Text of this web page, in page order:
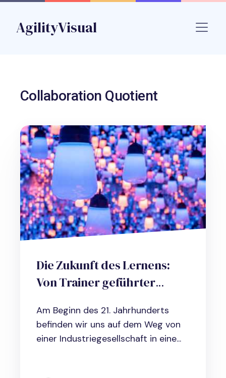
AgilityVisual
Name
Collaboration Quotient
Die Zukunft des Lernens:
Von Trainer geführter
faktenbasiertem und
kollaborativem Lernen
Am Beginn des 21. Jahrhunderts
befinden wir uns auf dem Weg von
einer Industriegesellschaft in eine...